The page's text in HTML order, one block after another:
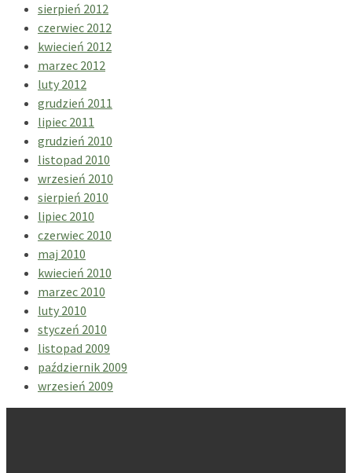
sierpień 2012
czerwiec 2012
kwiecień 2012
marzec 2012
luty 2012
grudzień 2011
lipiec 2011
grudzień 2010
listopad 2010
wrzesień 2010
sierpień 2010
lipiec 2010
czerwiec 2010
maj 2010
kwiecień 2010
marzec 2010
luty 2010
styczeń 2010
listopad 2009
październik 2009
wrzesień 2009